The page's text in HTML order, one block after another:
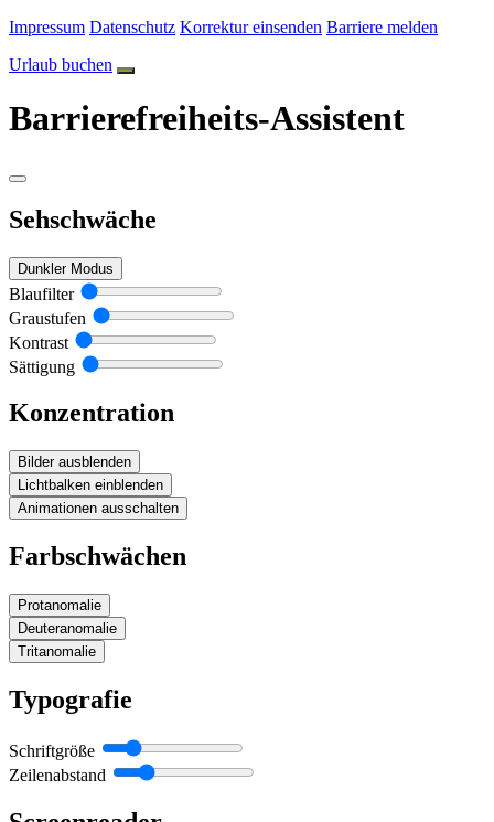
Impressum Datenschutz Korrektur einsenden Barriere melden
Urlaub buchen
Barrierefreiheits-Assistent
Sehschwäche
Dunkler Modus
Blaufilter
Graustufen
Kontrast
Sättigung
Konzentration
Bilder ausblenden
Lichtbalken einblenden
Animationen ausschalten
Farbschwächen
Protanomalie
Deuteranomalie
Tritanomalie
Typografie
Schriftgröße
Zeilenabstand